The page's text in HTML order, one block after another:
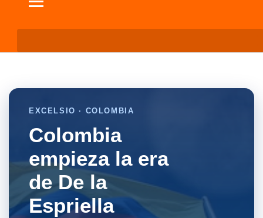
EXCELSIO · COLOMBIA
Colombia
empieza la era
de De la
Espriella